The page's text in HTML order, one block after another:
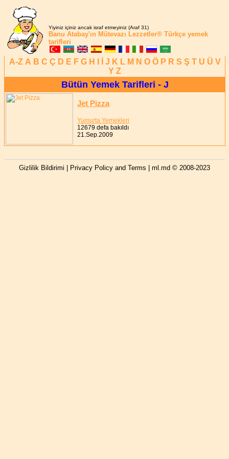
Yiyiniz içiniz ancak israf etmeyiniz (Araf 31)
Banu Atabay'ın Mütevazı Lezzetler® Türkçe yemek
tarifleri
A-Z A B C Ç D E F G H J K L M N O Ö P R S Ş T U Ü V
Y Z
Bütün Yemek Tarifleri - J
Jet Pizza
Yumurta Yemekleri
12679 defa bakıldı
21.Sep.2009
Gizlilik Bildirimi | Privacy Policy and Terms | ml.md © 2008-2023